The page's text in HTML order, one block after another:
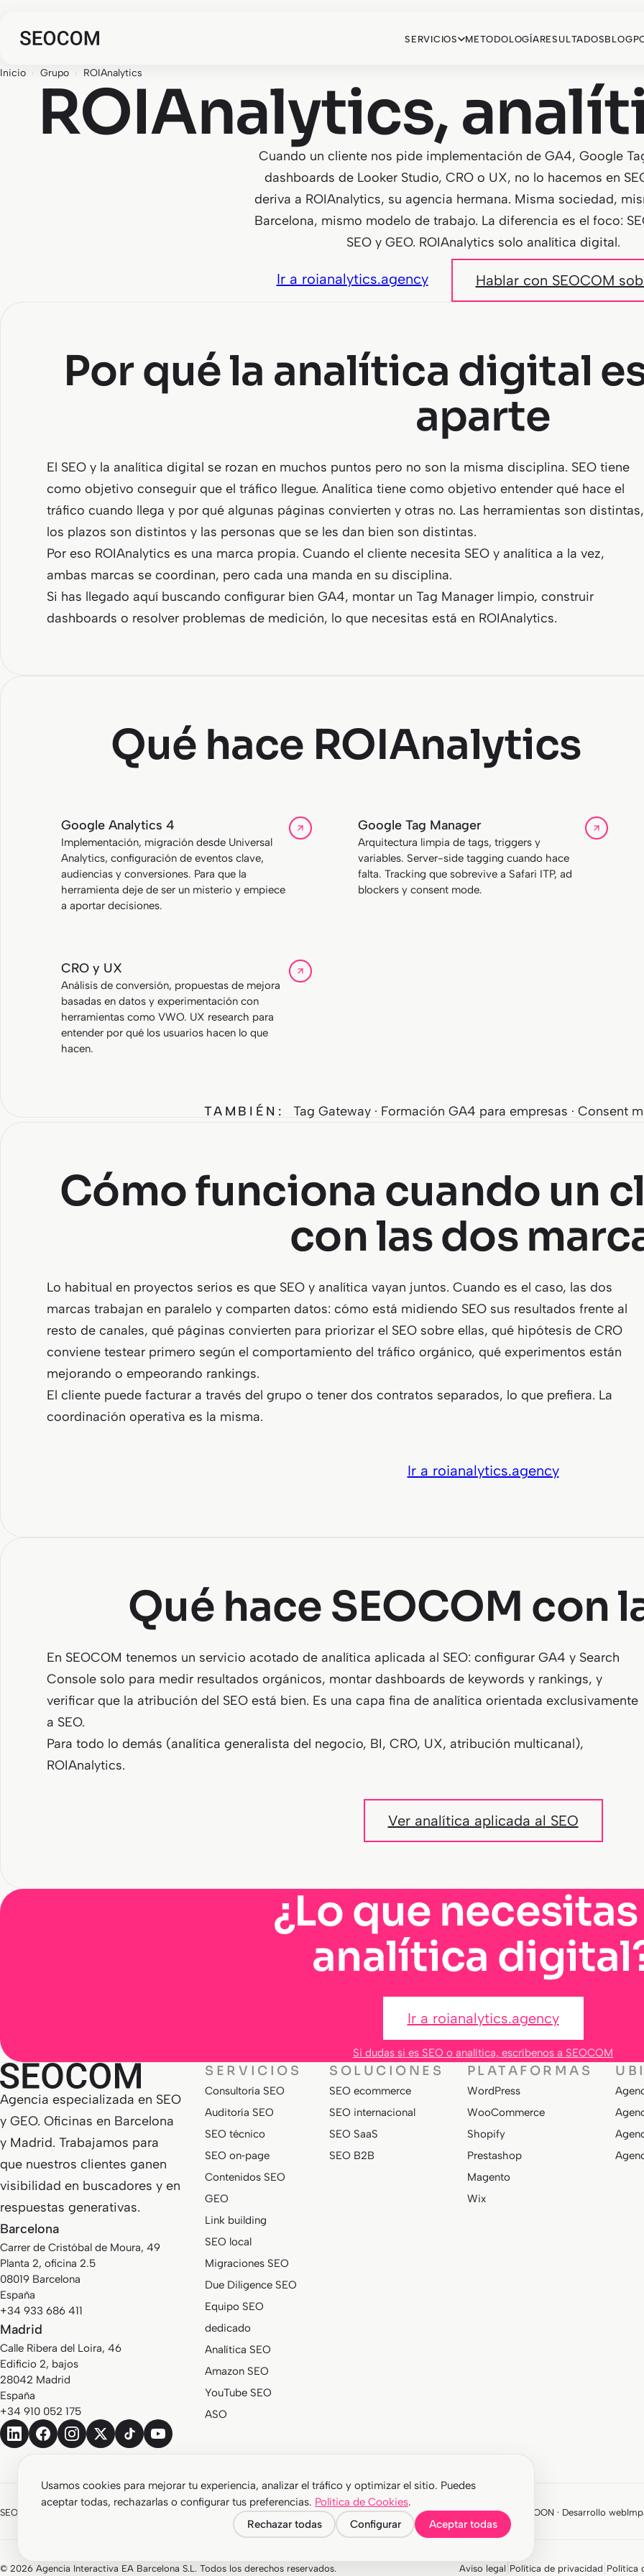
SERVICIOS METODOLOGÍARESULTADOSBLOG
Inicio › Grupo › ROIAnalytics
ROIAnalytics,
Cuando un cliente nos pide implementación de GA4, Google
dashboards de Looker Studio, CRO o UX, no lo hacemos en
deriva a ROIAnalytics, su agencia hermana. Misma sociedad,
Barcelona, mismo modelo de trabajo. La diferencia es el foco:
SEO y GEO. ROIAnalytics solo analítica digital.
Ir a roianalytics.agency Hablar con SEOCOM
Por qué la analítica digital
aparte
El SEO y la analítica digital se rozan en muchos puntos pero no son la misma disciplina. SEO tiene
como objetivo conseguir que el tráfico llegue. Analítica tiene como objetivo entender qué hace el
tráfico cuando llega y por qué algunas páginas convierten y otras no. Las herramientas son distintas,
los plazos son distintos y las personas que se les dan bien son distintas.
Por eso ROIAnalytics es una marca propia. Cuando el cliente necesita SEO y analítica a la vez,
ambas marcas se coordinan, pero cada una manda en su disciplina.
Si has llegado aquí buscando configurar bien GA4, montar un Tag Manager limpio, construir
dashboards o resolver problemas de medición, lo que necesitas está en ROIAnalytics.
Qué hace ROIAnalytics
Google Analytics 4
Implementación, migración desde Universal
Analytics, configuración de eventos clave,
audiencias y conversiones. Para que la
herramienta deje de ser un misterio y empiece
a aportar decisiones.
Google Tag Manager
Arquitectura limpia de tags, triggers y
variables. Server-side tagging cuando hace
falta. Tracking que sobrevive a Safari ITP, ad
blockers y consent mode.
CRO y UX
Análisis de conversión, propuestas de mejora
basadas en datos y experimentación con
herramientas como VWO. UX research para
entender por qué los usuarios hacen lo que
hacen.
TAMBIÉN: Tag Gateway · Formación GA4 para empresas · Consent
Cómo funciona cuando un
con las dos
Lo habitual en proyectos serios es que SEO y analítica vayan juntos. Cuando es el caso, las dos
marcas trabajan en paralelo y comparten datos: cómo está midiendo SEO sus resultados frente al
resto de canales, qué páginas convierten para priorizar el SEO sobre ellas, qué hipótesis de CRO
conviene testear primero según el comportamiento del tráfico orgánico, qué experimentos están
mejorando o empeorando rankings.
El cliente puede facturar a través del grupo o tener dos contratos separados, lo que prefiera. La
coordinación operativa es la misma.
Ir a roianalytics.agency
Qué hace SEOCOM con
En SEOCOM tenemos un servicio acotado de analítica aplicada al SEO: configurar GA4 y Search
Console solo para medir resultados orgánicos, montar dashboards de keywords y rankings, y
verificar que la atribución del SEO está bien. Es una capa fina de analítica orientada exclusivamente
a SEO.
Para todo lo demás (analítica generalista del negocio, BI, CRO, UX, atribución multicanal),
ROIAnalytics.
Ver analítica aplicada al SEO
¿Lo que
analítica
Ir a roianalytics.agency
Si dudas si es SEO o analítica, escríbenos a SEOCOM
Agencia especializada en SEO
y GEO. Oficinas en Barcelona
y Madrid. Trabajamos para
que nuestros clientes ganen
visibilidad en buscadores y en
respuestas generativas.
Barcelona
Carrer de Cristóbal de Moura, 49
Planta 2, oficina 2.5
08019 Barcelona
España
+34 933 686 411
Madrid
Calle Ribera del Loira, 46
Edificio 2, bajos
28042 Madrid
España
+34 910 052 175
SERVICIOS
Consultoría SEO
Auditoría SEO
SEO técnico
SEO on‑page
Contenidos SEO
GEO
Link building
SEO local
Migraciones SEO
Due Diligence SEO
Equipo SEO
dedicado
Analítica SEO
Amazon SEO
YouTube SEO
ASO
SOLUCIONES
SEO ecommerce
SEO internacional
SEO SaaS
SEO B2B
PLATAFORMAS
WordPress
WooCommerce
Shopify
Prestashop
Magento
Wix
SEOCOM forma parte de un grupo de marcas especializadas:SEMStudio · SEM y paid mediaROIAnalytics · Analítica y CRO MOON · Desarrollo web
© 2026 Agencia Interactiva EA Barcelona S.L. Todos los derechos reservados. Aviso legal Política de privacidad Política
Usamos cookies para mejorar tu experiencia, analizar el tráfico y optimizar el sitio. Puedes
aceptar todas, rechazarlas o configurar tus preferencias. Política de Cookies.
Rechazar todas
Configurar Aceptar todas